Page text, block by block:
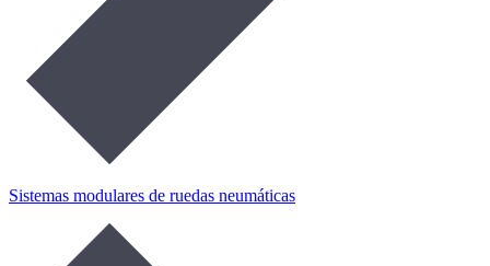
Sistemas modulares de ruedas neumáticas